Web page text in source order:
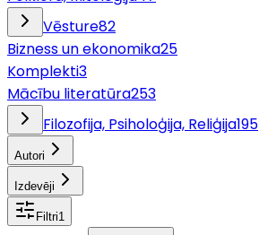
Vēsture82
Bizness un ekonomika25
Komplekti3
Mācību literatūra253
Filozofija, Psiholoģija, Reliģija195
Autori
Izdevēji
Filtri1